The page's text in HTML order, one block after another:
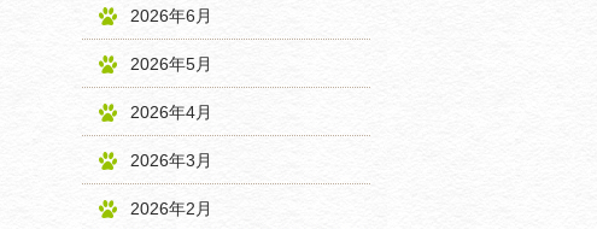
2026年6月
2026年5月
2026年4月
2026年3月
2026年2月